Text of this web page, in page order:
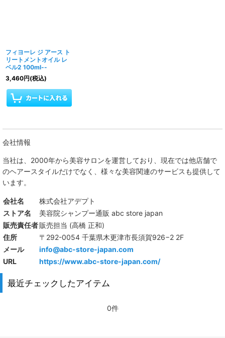
フィヨーレ ジ アース ト
リートメントオイル レ
ベル2 100ml--
3,460円(税込)
会社情報
当社は、 2000年から美容サロンを運営しており、現在では他店舗で
のヘアースタイルだけでなく、様々な美容関連のサービスも提供して
います。
会社名
株式会社アデプト
ストア名
美容院シャンプー通販 abc store japan
販売責任者販売担当 (高橋 正和)
住所
〒292-0054 千葉県木更津市長須賀926−2 2F
メール
info@abc-store-japan.com
URL
https://www.abc-store-japan.com/
最近チェックしたアイテム
0件